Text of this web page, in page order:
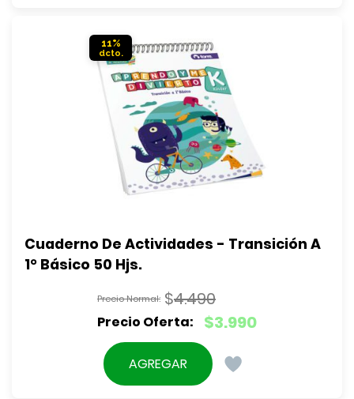
11%
Cuaderno De Actividades - Transición A
1° Básico 50 Hjs.
$4.490
El
original
$3.990
El
precio
actual
AGREGAR